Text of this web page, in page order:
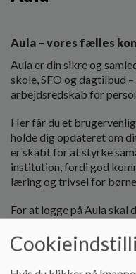
Aula – vores fælles
Aula er din sikre og
skole, SFO og dagtilbud
arbejdsredskab for
Her får du et
holde dig opdateret om
er skabt for at styrke
institution, fordi god
læring og trivsel for
For at logge på Aula skal
Med Aula kan du:
✅ Få indsigt i, hvad der
✅ Kommunikere direkte